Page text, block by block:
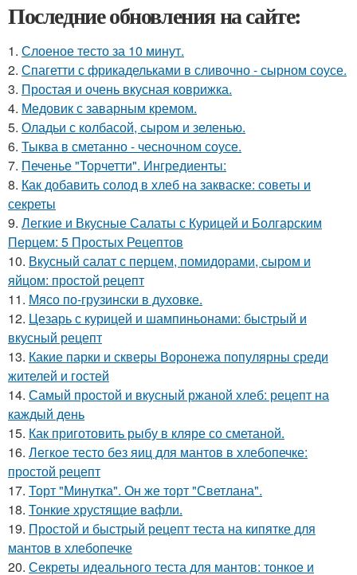
Последние обновления на сайте:
1. Слоеное тесто за 10 минут.
2. Спагетти с фрикадельками в сливочно - сырном соусе.
3. Простая и очень вкусная коврижка.
4. Медовик с заварным кремом.
5. Оладьи с колбасой, сыром и зеленью.
6. Тыква в сметанно - чесночном соусе.
7. Печенье "Торчетти". Ингредиенты:
8. Как добавить солод в хлеб на закваске: советы и
секреты
9. Легкие и Вкусные Салаты с Курицей и Болгарским
Перцем: 5 Простых Рецептов
10. Вкусный салат с перцем, помидорами, сыром и
яйцом: простой рецепт
11. Мясо по-грузински в духовке.
12. Цезарь с курицей и шампиньонами: быстрый и
вкусный рецепт
13. Какие парки и скверы Воронежа популярны среди
жителей и гостей
14. Самый простой и вкусный ржаной хлеб: рецепт на
каждый день
15. Как приготовить рыбу в кляре со сметаной.
16. Легкое тесто без яиц для мантов в хлебопечке:
простой рецепт
17. Торт "Минутка". Он же торт "Светлана".
18. Тонкие хрустящие вафли.
19. Простой и быстрый рецепт теста на кипятке для
мантов в хлебопечке
20. Секреты идеального теста для мантов: тонкое и